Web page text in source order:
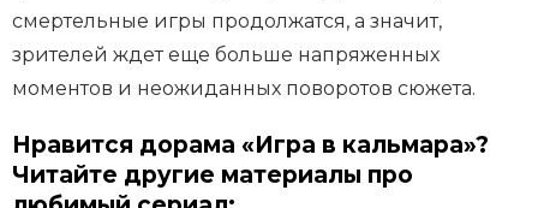
смертельные игры продолжатся, а значит,
зрителей ждет еще больше напряженных
моментов и неожиданных поворотов сюжета.
Нравится дорама «Игра в кальмара»?
Читайте другие материалы про